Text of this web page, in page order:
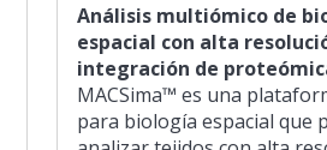
Análisis multiómico de
espacial con alta
integración de
MACSima™ es una
para biología espacial que